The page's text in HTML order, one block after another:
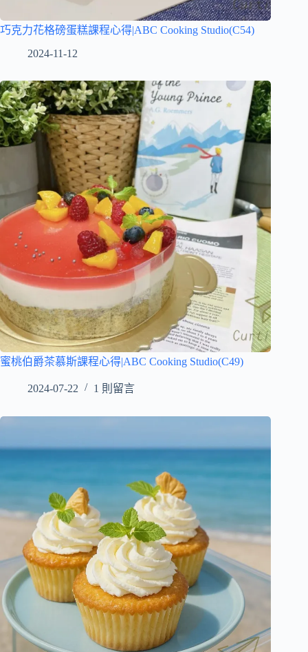
巧克力花格磅蛋糕課程心得|ABC Cooking Studio(C54)
2024-11-12
蜜桃伯爵茶慕斯課程心得|ABC Cooking Studio(C49)
2024-07-22 1 則留言